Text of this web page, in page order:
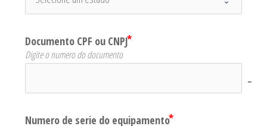
Documento CPF ou CNPJ
Digite o numero do documento
no-
Numero de serie do equipamento